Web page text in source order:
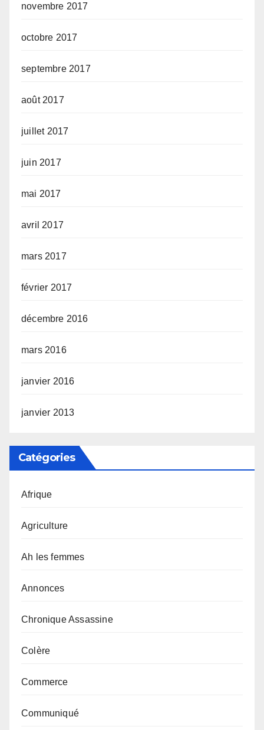
novembre 2017
octobre 2017
septembre 2017
août 2017
juillet 2017
juin 2017
mai 2017
avril 2017
mars 2017
février 2017
décembre 2016
mars 2016
janvier 2016
janvier 2013
Catégories
Afrique
Agriculture
Ah les femmes
Annonces
Chronique Assassine
Colère
Commerce
Communiqué